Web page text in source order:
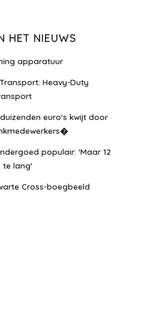
HET NIEUWS
apparatuur
Heavy-Duty
euro's kwijt door
populair: 'Maar 12
te lang'
Cross-boegbeeld